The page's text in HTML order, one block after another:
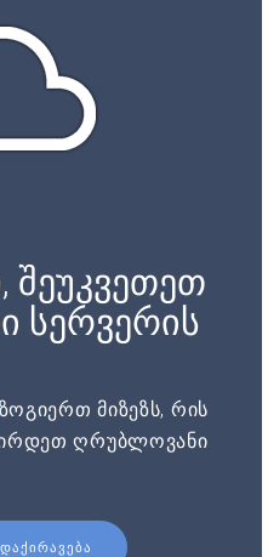
შეუკვეთეთ
სერვერის
მიზეზს, რის
ღრუბლოვანი